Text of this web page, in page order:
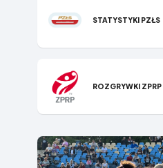
STATYSTYKI PZŁS
ROZGRYWKI ZPRP